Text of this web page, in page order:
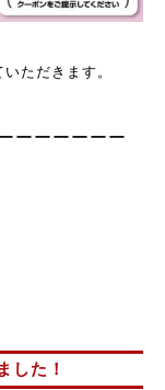
ただきます。
ーーーーーー
した！